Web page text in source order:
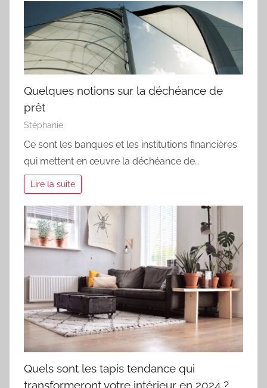
Quelques notions sur la déchéance de
prêt
Stéphanie
Ce sont les banques et les institutions financières
qui mettent en œuvre la déchéance de…
Lire la suite
Quels sont les tapis tendance qui
transformeront votre intérieur en 2024 ?